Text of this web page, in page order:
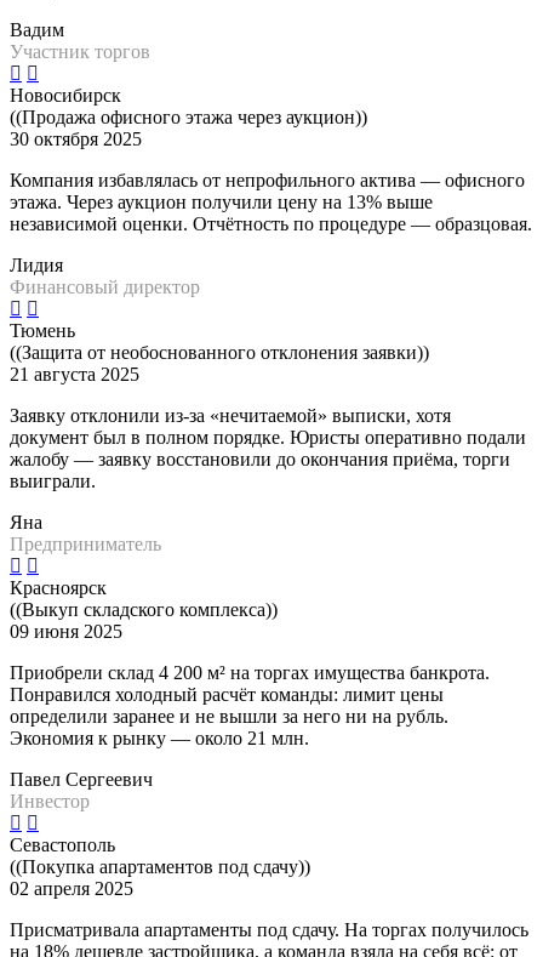
Вадим
Участник торгов
Новосибирск
((Продажа офисного этажа через аукцион))
30 октября 2025
Компания избавлялась от непрофильного актива — офисного
этажа. Через аукцион получили цену на 13% выше
независимой оценки. Отчётность по процедуре — образцовая.
Лидия
Финансовый директор
Тюмень
((Защита от необоснованного отклонения заявки))
21 августа 2025
Заявку отклонили из-за «нечитаемой» выписки, хотя
документ был в полном порядке. Юристы оперативно подали
жалобу — заявку восстановили до окончания приёма, торги
выиграли.
Яна
Предприниматель
Красноярск
((Выкуп складского комплекса))
09 июня 2025
Приобрели склад 4 200 м² на торгах имущества банкрота.
Понравился холодный расчёт команды: лимит цены
определили заранее и не вышли за него ни на рубль.
Экономия к рынку — около 21 млн.
Павел Сергеевич
Инвестор
Севастополь
((Покупка апартаментов под сдачу))
02 апреля 2025
Присматривала апартаменты под сдачу. На торгах получилось
на 18% дешевле застройщика, а команда взяла на себя всё: от